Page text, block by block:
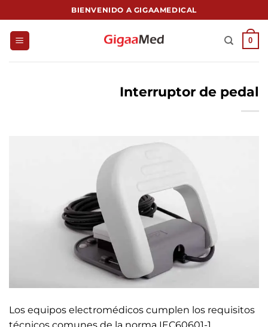
al
contenido
BIENVENIDO A GIGAAMEDICAL
0
Interruptor de pedal
Los equipos electromédicos cumplen los requisitos